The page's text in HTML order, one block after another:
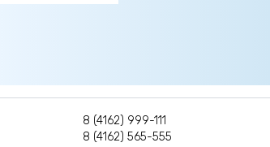
8 (4162) 999-111
8 (4162) 565-555